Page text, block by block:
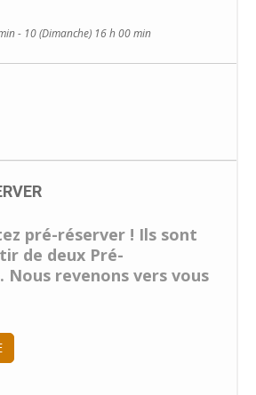
- 10 (Dimanche) 16 h 00 min
pré-réserver ! Ils sont
de deux Pré-
Nous revenons vers vous